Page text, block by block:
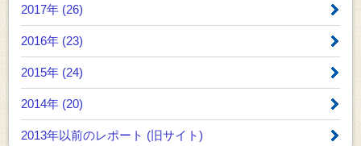
2017年 (26)
2016年 (23)
2015年 (24)
2014年 (20)
2013年以前のレポート (旧サイト)